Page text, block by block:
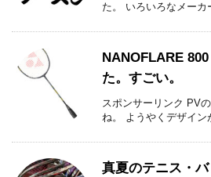
た。 いろいろなメーカ
NANOFLARE
た。すごい。
スポンサーリンク PV
ね。 ようやくデザイン
真夏のテニス・